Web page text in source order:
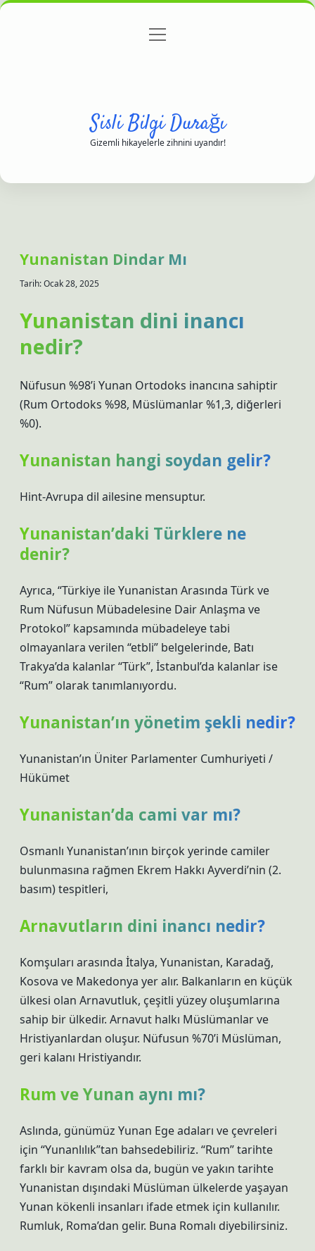
Gizlilik Politikası
menüyü
Sisli Bilgi Durağı
Gizemli hikayelerle zihnini uyandır!
Yunanistan Dindar Mı
Tarih: Ocak 28, 2025
Yunanistan dini inancı
nedir?
Nüfusun %98’i Yunan Ortodoks inancına sahiptir
(Rum Ortodoks %98, Müslümanlar %1,3, diğerleri
%0).
Yunanistan hangi soydan gelir?
Hint-Avrupa dil ailesine mensuptur.
Yunanistan’daki Türklere ne
denir?
Ayrıca, “Türkiye ile Yunanistan Arasında Türk ve
Rum Nüfusun Mübadelesine Dair Anlaşma ve
Protokol” kapsamında mübadeleye tabi
olmayanlara verilen “etbli” belgelerinde, Batı
Trakya’da kalanlar “Türk”, İstanbul’da kalanlar ise
“Rum” olarak tanımlanıyordu.
Yunanistan’ın yönetim şekli nedir?
Yunanistan’ın Üniter Parlamenter Cumhuriyeti /
Hükümet
Yunanistan’da cami var mı?
Osmanlı Yunanistan’ının birçok yerinde camiler
bulunmasına rağmen Ekrem Hakkı Ayverdi’nin (2.
basım) tespitleri,
Arnavutların dini inancı nedir?
Komşuları arasında İtalya, Yunanistan, Karadağ,
Kosova ve Makedonya yer alır. Balkanların en küçük
ülkesi olan Arnavutluk, çeşitli yüzey oluşumlarına
sahip bir ülkedir. Arnavut halkı Müslümanlar ve
Hristiyanlardan oluşur. Nüfusun %70’i Müslüman,
geri kalanı Hristiyandır.
Rum ve Yunan aynı mı?
Aslında, günümüz Yunan Ege adaları ve çevreleri
için “Yunanlılık”tan bahsedebiliriz. “Rum” tarihte
farklı bir kavram olsa da, bugün ve yakın tarihte
Yunanistan dışındaki Müslüman ülkelerde yaşayan
Yunan kökenli insanları ifade etmek için kullanılır.
Rumluk, Roma’dan gelir. Buna Romalı diyebilirsiniz.